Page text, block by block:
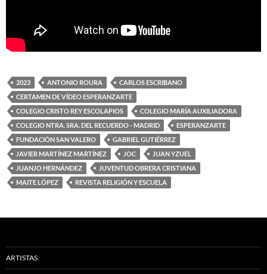
2023 ANTONIO ROURA
CARLOS ESCRIBANO
CERTAMEN DE VÍDEO ESPERANZARTE
COLEGIO CRISTO REY ESCOLAPIOS
COLEGIO MARÍA AUXILIADORA
COLEGIO NTRA. SRA. DEL RECUERDO - MADRID
ESPERANZARTE
FUNDACIÓN SAN VALERO
GABRIEL GUTIÉRREZ
JAVIER MARTÍNEZ MARTÍNEZ
JOC
JUAN YZUEL
JUANJO HERNÁNDEZ
JUVENTUD OBRERA CRISTIANA
MAITE LÓPEZ
REVISTA RELIGIÓN Y ESCUELA
ARTISTAS